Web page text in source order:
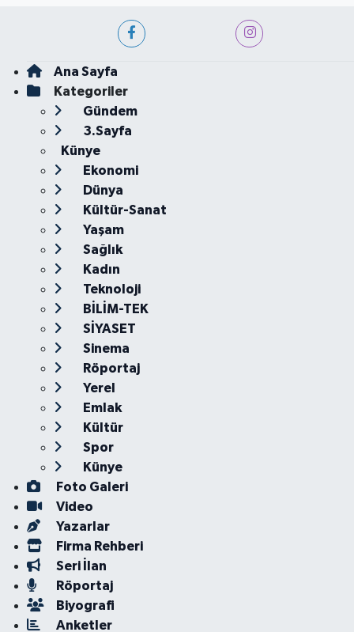
Ana Sayfa
Kategoriler
Gündem
3.Sayfa
Künye
Ekonomi
Dünya
Kültür-Sanat
Yaşam
Sağlık
Kadın
Teknoloji
BİLİM-TEK
SİYASET
Sinema
Röportaj
Yerel
Emlak
Kültür
Spor
Künye
Foto Galeri
Video
Yazarlar
Firma Rehberi
Seri İlan
Röportaj
Biyografi
Anketler